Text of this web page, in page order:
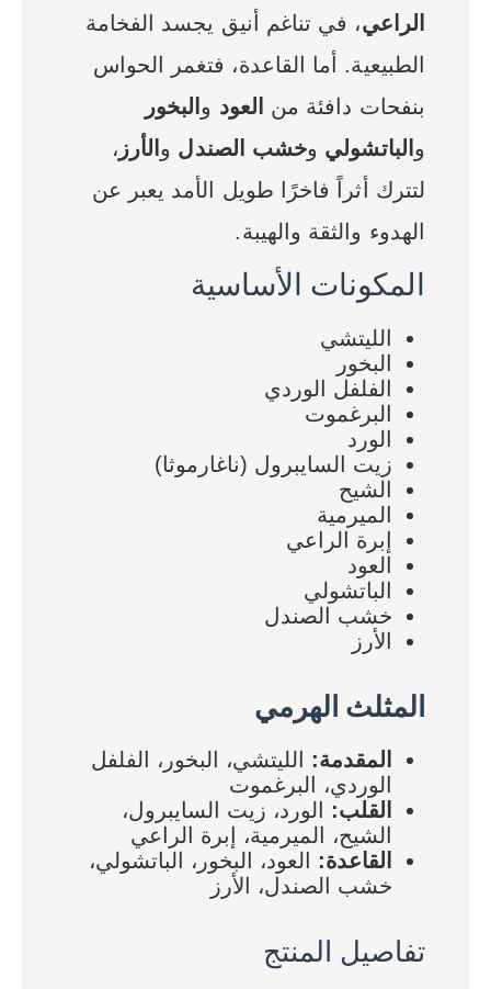
الراعي، في تناغم أنيق يجسد الفخامة
الطبيعية. أما القاعدة، فتغمر الحواس
بنفحات دافئة من
العود و البخور
و الباتشولي وخشب الصندل و الأرز ،
لتترك أثراً فاخرًا طويل الأمد يعبر عن
الهدوء والثقة والهيبة.
المكونات الأساسية
الليتشي
البخور
الفلفل الوردي
البرغموت
الورد
زيت السايبرول (ناغارموثا)
الشيح
الميرمية
إبرة الراعي
العود
الباتشولي
خشب الصندل
الأرز
المثلث الهرمي
المقدمة: الليتشي، البخور، الفلفل
الوردي، البرغموت
القلب: الورد، زيت السايبرول،
الشيح، الميرمية، إبرة الراعي
القاعدة: العود، البخور، الباتشولي،
خشب الصندل، الأرز
تفاصيل المنتج